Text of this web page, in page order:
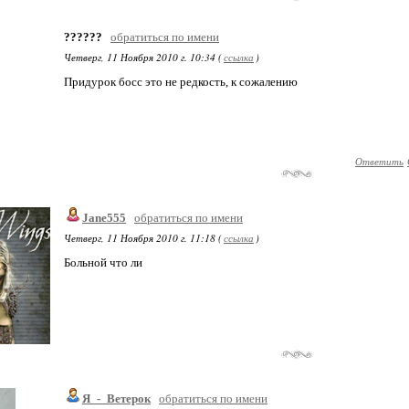
??????
обратиться по имени
Четверг, 11 Ноября 2010 г. 10:34 (ссылка )
Придурок босс это не редкость, к сожалению
Ответить
Jane555
обратиться по имени
Четверг, 11 Ноября 2010 г. 11:18 (ссылка )
Больной что ли
Я_-_Ветерок обратиться по имени